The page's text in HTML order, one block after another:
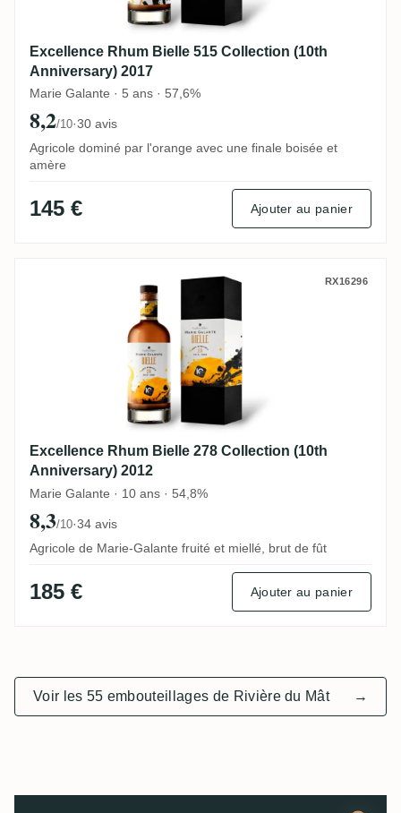
Excellence Rhum Bielle 515 Collection (10th
Anniversary) 2017
Marie Galante · 5 ans · 57,6%
8,2/10·30 avis
Agricole dominé par l'orange avec une finale boisée et
amère
145 € Ajouter au panier
Excellence Rhum Bielle 278 Collection
RX16296
Excellence Rhum Bielle 278 Collection (10th
Anniversary) 2012
Marie Galante · 10 ans · 54,8%
8,3/10·34 avis
Agricole de Marie-Galante fruité et miellé, brut de fût
185 € Ajouter au panier
Voir les 55 embouteillages de Rivière du Mât →